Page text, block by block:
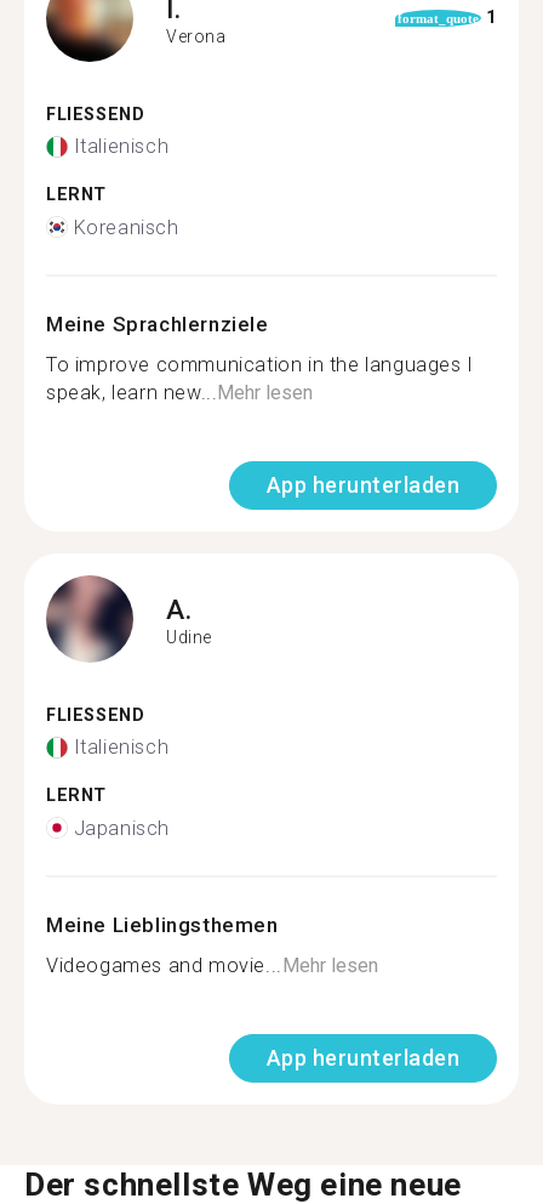
I.
Verona
format_quote 1
FLIESSEND
Italienisch
LERNT
Koreanisch
Meine Sprachlernziele
To improve communication in the languages I
speak, learn new... Mehr lesen
App herunterladen
A.
Udine
FLIESSEND
Italienisch
LERNT
Japanisch
Meine Lieblingsthemen
Videogames and movie... Mehr lesen
App herunterladen
Der schnellste Weg eine neue